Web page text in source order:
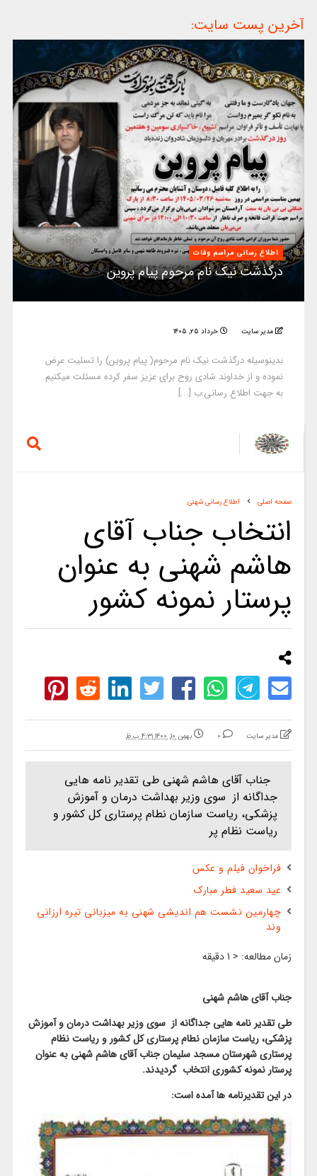
آخرین پست سایت:
اطلاع رسانی مراسم وفات
درگذشت نیک نام مرحوم پیام پروین
مدیر سایت خرداد ۲۵, ۱۴۰۵
بدینوسیله درگذشت نیک نام مرحوم( پیام پروین) را تسلیت عرض
نموده و از خداوند شادی روح برای عزیز سفر کرده مسئلت میکنیم.
به جهت اطلاع رسانی:ب [...]
صفحه اصلی اطلاع رسانی شهنی
انتخاب جناب آقای
هاشم شهنی به عنوان
پرستار نمونه کشور
مدیر سایت 0 بهمن ۱۰, ۱۴۰۰ ۴:۳۱ ب.ظ
جناب آقای هاشم شهنی طی تقدیر نامه هایی
جداگانه از سوی وزیر بهداشت درمان و آموزش
پزشکی، ریاست سازمان نطام پرستاری کل کشور و
ریاست نظام پر
فراخوان فیلم و عکس
عید سعید فطر مبارک
چهارمین نشست هم اندیشی شهنی به میزبانی تیره ارزانی
وند
زمان مطالعه: < 1 دقیقه
جناب آقای هاشم شهنی
طی تقدیر نامه هایی جداگانه از سوی وزیر بهداشت درمان و آموزش
پزشکی، ریاست سازمان نطام پرستاری کل کشور و ریاست نظام
پرستاری شهرستان مسجد سلیمان جناب آقای هاشم شهنی به عنوان
پرستار نمونه کشوری انتخاب گردیدند.
در این تقدیرنامه ها آمده است: